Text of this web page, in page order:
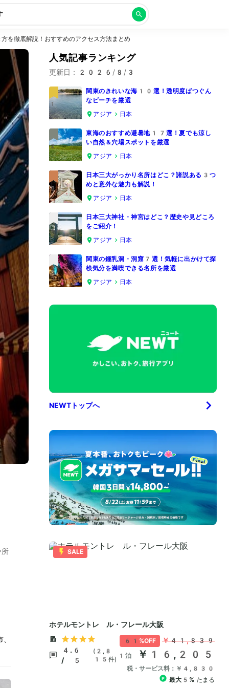
を徹底解説！おすすめのアクセス方法まとめ
人気記事ランキング
更新日： 2026/8/3
1
関東のきれいな海10選！透明度ばつぐん
なビーチを厳選
アジア
日本
2
東海のおすすめ避暑地17選！夏でも涼し
い自然＆穴場スポットを厳選
アジア
日本
3
日本三大がっかり名所はどこ？諸説ある3つ
めと意外な魅力も解説！
アジア
日本
4
日本三大神社・神宮はどこ？歴史や見どころ
をご紹介！
アジア
日本
5
関東の鍾乳洞・洞窟7選！気軽に出かけて探
検気分を満喫できる名所を厳選
アジア
日本
NEWTトップへ